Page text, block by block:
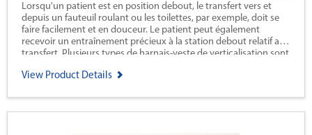
Lorsqu'un patient est en position debout, le transfert vers et
depuis un fauteuil roulant ou les toilettes, par exemple, doit se
faire facilement et en douceur. Le patient peut également
recevoir un entraînement précieux à la station debout relatif au
transfert. Plusieurs types de harnais-veste de verticalisation sont
patients.
View Product Details